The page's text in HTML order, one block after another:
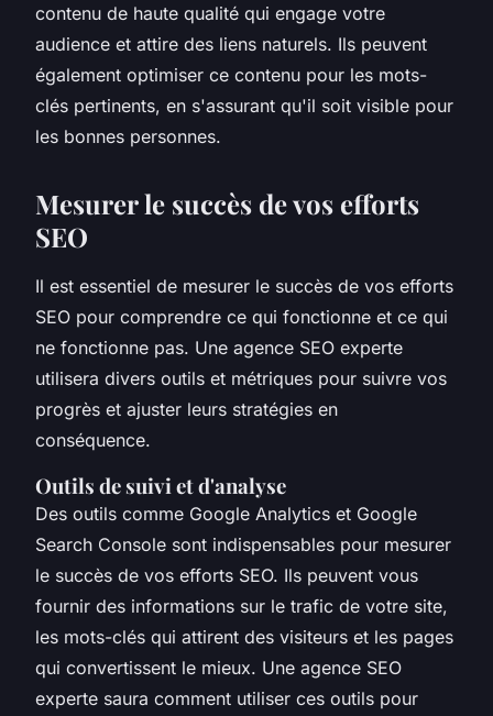
contenu de haute qualité qui engage votre
audience et attire des liens naturels. Ils peuvent
également optimiser ce contenu pour les mots-
clés pertinents, en s'assurant qu'il soit visible pour
les bonnes personnes.
Mesurer le succès de vos efforts
SEO
Il est essentiel de mesurer le succès de vos efforts
SEO pour comprendre ce qui fonctionne et ce qui
ne fonctionne pas. Une agence SEO experte
utilisera divers outils et métriques pour suivre vos
progrès et ajuster leurs stratégies en
conséquence.
Outils de suivi et d'analyse
Des outils comme Google Analytics et Google
Search Console sont indispensables pour mesurer
le succès de vos efforts SEO. Ils peuvent vous
fournir des informations sur le trafic de votre site,
les mots-clés qui attirent des visiteurs et les pages
qui convertissent le mieux. Une agence SEO
experte saura comment utiliser ces outils pour